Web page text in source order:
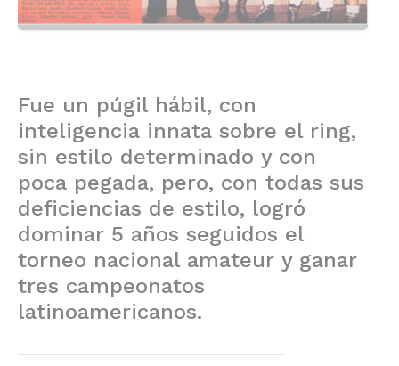
Fue un púgil hábil, con
inteligencia innata sobre el ring,
sin estilo determinado y con
poca pegada, pero, con todas sus
deficiencias de estilo, logró
dominar 5 años seguidos el
torneo nacional amateur y ganar
tres campeonatos
latinoamericanos.